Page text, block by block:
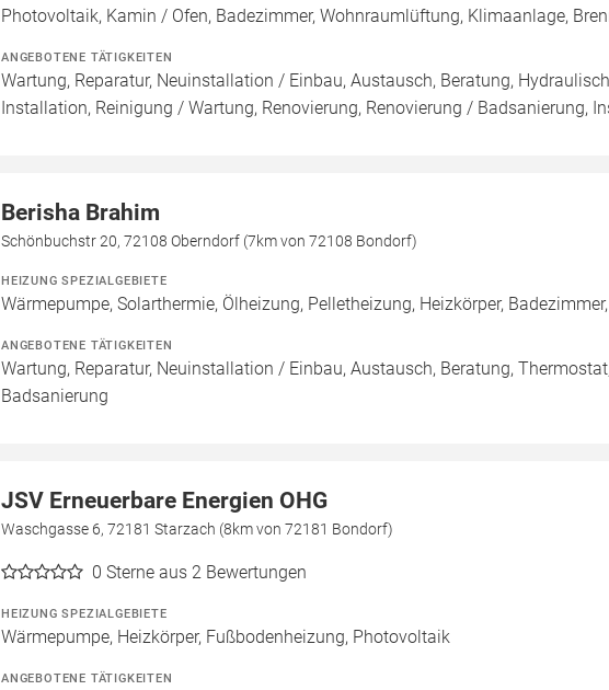
Photovoltaik, Kamin / Ofen, Badezimmer, Wohnraumlüftung, Klimaanlage,
ANGEBOTENE TÄTIGKEITEN
Wartung, Reparatur, Neuinstallation / Einbau, Austausch, Beratung,
Installation, Reinigung / Wartung, Renovierung, Renovierung / Badsanierung,
Berisha Brahim
Schönbuchstr 20, 72108 Oberndorf (7km von 72108 Bondorf)
HEIZUNG SPEZIALGEBIETE
Wärmepumpe, Solarthermie, Ölheizung, Pelletheizung, Heizkörper,
ANGEBOTENE TÄTIGKEITEN
Wartung, Reparatur, Neuinstallation / Einbau, Austausch, Beratung,
Badsanierung
JSV Erneuerbare Energien OHG
Waschgasse 6, 72181 Starzach (8km von 72181 Bondorf)
0 Sterne aus 2 Bewertungen
HEIZUNG SPEZIALGEBIETE
Wärmepumpe, Heizkörper, Fußbodenheizung, Photovoltaik
ANGEBOTENE TÄTIGKEITEN